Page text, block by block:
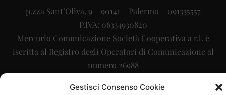
Gestisci Consenso Cookie
p.zza Sant’Oliva, 9 – 90141 – Palermo – 091335557
P.IVA: 06334930820
Mercurio Comunicazione Società Cooperativa a r.l. è
iscritta al Registro degli Operatori di Comunicazione al
numero 26988
Sito gestito daLa Digitale srl–info@ladigitale.it